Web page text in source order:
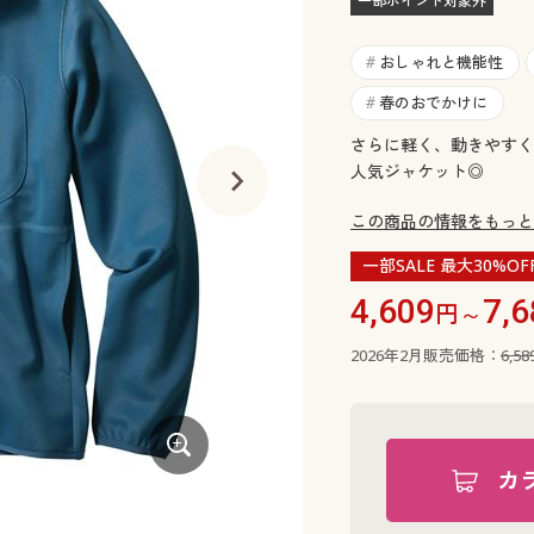
# おしゃれと機能性
# 春のおでかけに
さらに軽く、動きやす
人気ジャケット◎
この商品の情報をもっ
一部SALE 最大
4,609円～
2026年2月販売価格：
カ